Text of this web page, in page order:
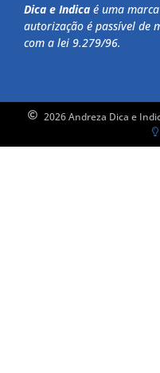
Dica e Indica é uma
autorização é passível de
com a lei 9.279/96.
2026 Andreza Dica e